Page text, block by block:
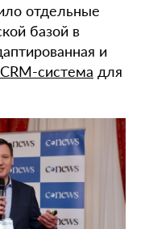
отдельные
базой в
и
CRM-система для